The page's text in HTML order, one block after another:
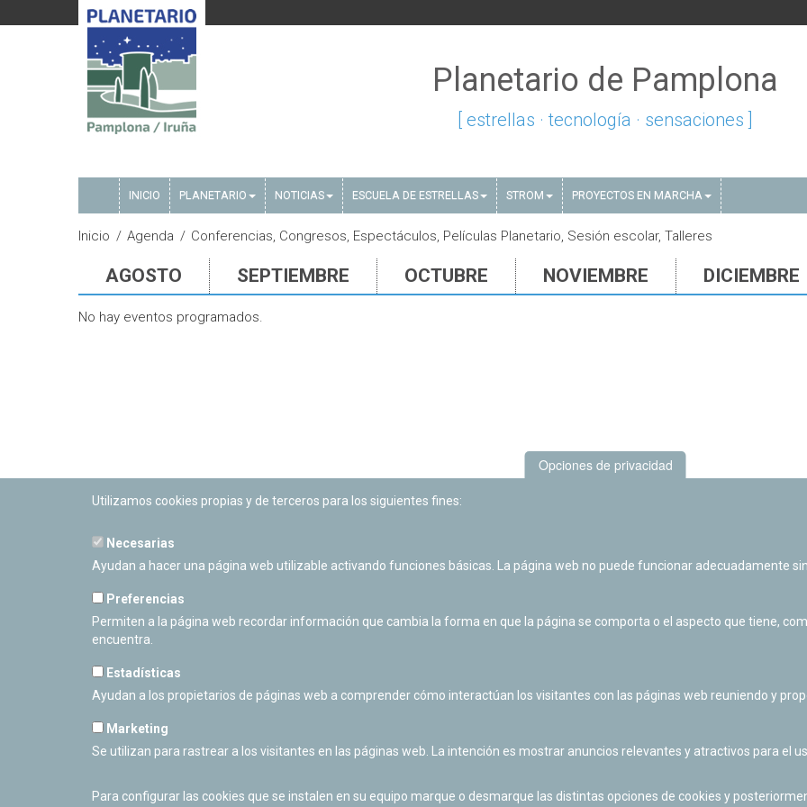
Planetario de Pamplona
[ estrellas · tecnología · sensaciones ]
INICIO PLANETARIO NOTICIAS ESCUELA DE ESTRELLAS STROM PROYECTOS EN MARCHA
Inicio Agenda Conferencias, Congresos, Espectáculos, Películas Planetario, Sesión escolar, Talleres
AGOSTO SEPTIEMBRE OCTUBRE NOVIEMBRE DICIEMBRE
No hay eventos programados.
PLANETARIO DE PAMPLONA
Calle Sancho RamÃ­rez, s/n
Cerrado Temporalmente
Opciones de privacidad
Utilizamos cookies propias y de terceros para los siguientes fines:
Necesarias
Ayudan a hacer una página web utilizable activando funciones básicas. La página web no puede funcionar adecuadamente
Preferencias
Permiten a la página web recordar información que cambia la forma en que la página se comporta o el aspecto que tiene,
encuentra.
Estadísticas
Ayudan a los propietarios de páginas web a comprender cómo interactúan los visitantes con las páginas web reuniendo y
Marketing
Se utilizan para rastrear a los visitantes en las páginas web. La intención es mostrar anuncios relevantes y atractivos para el
Para configurar las cookies que se instalen en su equipo marque o desmarque las distintas opciones de cookies y